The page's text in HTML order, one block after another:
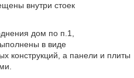
внутри стоек
дом по п.1,
в виде
конструкций, а панели и плиты